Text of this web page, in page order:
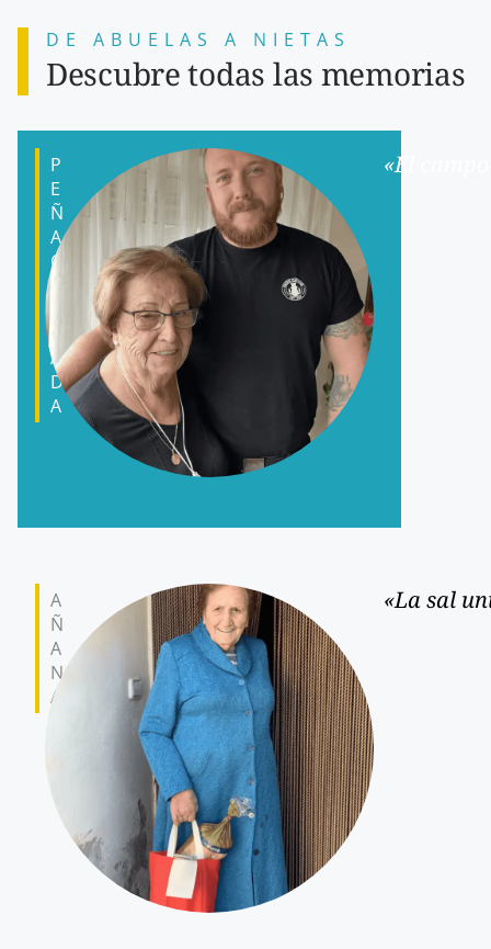
DE ABUELAS A
Descubre todas las memorias
P
E
Ñ
A
C
A
D
A
«El
A
Ñ
A
N
A
«La sal